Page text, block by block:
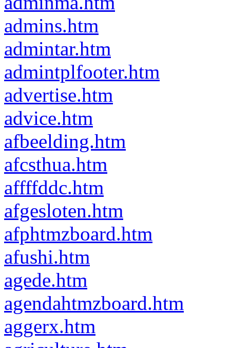
admins.htm
admintar.htm
admintplfooter.htm
advertise.htm
advice.htm
afbeelding.htm
afcsthua.htm
affffddc.htm
afgesloten.htm
afphtmzboard.htm
afushi.htm
agede.htm
agendahtmzboard.htm
aggerx.htm